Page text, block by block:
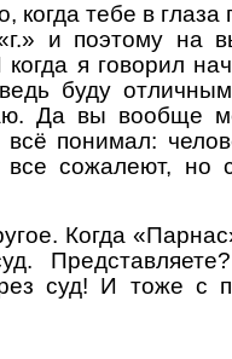
тебе в глаза
и поэтому
я говорил
буду
Да вы вообще
понимал:
сожалеют, но
Когда
суд! И тоже с